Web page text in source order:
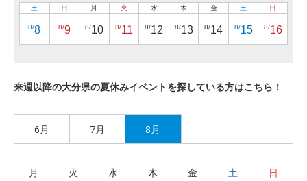
土
8/8
日
8/9
月
8/10
火
8/11
水
8/12
木
8/13
金
8/14
土
8/15
日
8/16
来週以降の大分県の夏休みイベントを探している方はこちら！
6月 7月 8月
月 火 水 木 金 土 日